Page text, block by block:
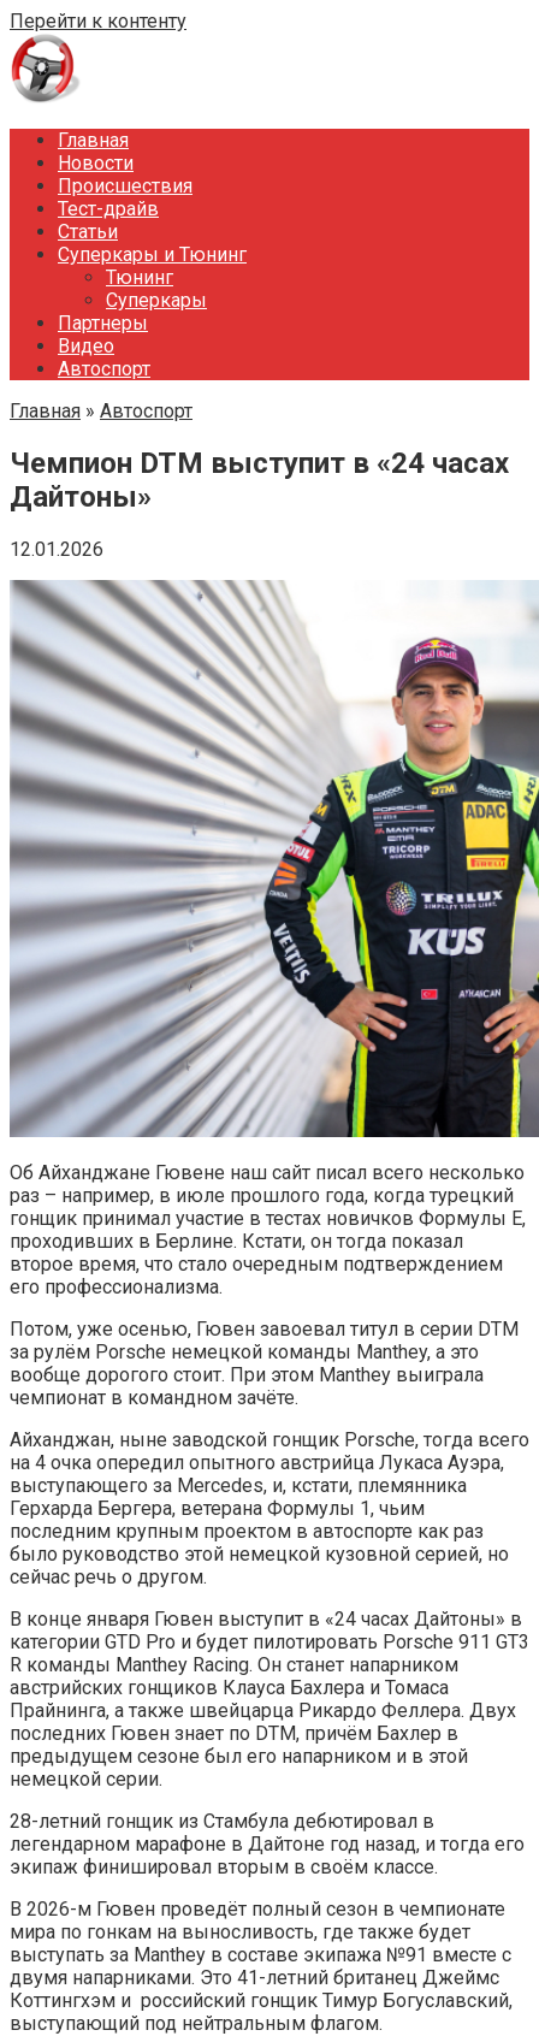
Перейти к контенту
Главная
Новости
Происшествия
Тест-драйв
Статьи
Суперкары и Тюнинг
Тюнинг
Суперкары
Партнеры
Видео
Автоспорт
Главная » Автоспорт
Чемпион DTM выступит в «24 часах
Дайтоны»
12.01.2026
Об Айханджане Гювене наш сайт писал всего несколько
раз – например, в июле прошлого года, когда турецкий
гонщик принимал участие в тестах новичков Формулы E,
проходивших в Берлине. Кстати, он тогда показал
второе время, что стало очередным подтверждением
его профессионализма.
Потом, уже осенью, Гювен завоевал титул в серии DTM
за рулём Porsche немецкой команды Manthey, а это
вообще дорогого стоит. При этом Manthey выиграла
чемпионат в командном зачёте.
Айханджан, ныне заводской гонщик Porsche, тогда всего
на 4 очка опередил опытного австрийца Лукаса Ауэра,
выступающего за Mercedes, и, кстати, племянника
Герхарда Бергера, ветерана Формулы 1, чьим
последним крупным проектом в автоспорте как раз
было руководство этой немецкой кузовной серией, но
сейчас речь о другом.
В конце января Гювен выступит в «24 часах Дайтоны» в
категории GTD Pro и будет пилотировать Porsche 911 GT3
R команды Manthey Racing. Он станет напарником
австрийских гонщиков Клауса Бахлера и Томаса
Прайнинга, а также швейцарца Рикардо Феллера. Двух
последних Гювен знает по DTM, причём Бахлер в
предыдущем сезоне был его напарником и в этой
немецкой серии.
28-летний гонщик из Стамбула дебютировал в
легендарном марафоне в Дайтоне год назад, и тогда его
экипаж финишировал вторым в своём классе.
В 2026-м Гювен проведёт полный сезон в чемпионате
мира по гонкам на выносливость, где также будет
выступать за Manthey в составе экипажа №91 вместе с
двумя напарниками. Это 41-летний британец Джеймс
Коттингхэм и российский гонщик Тимур Богуславский,
выступающий под нейтральным флагом.